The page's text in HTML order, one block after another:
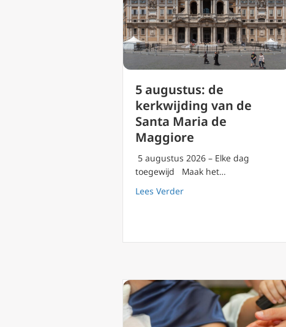
5 augustus: de
kerkwijding van de
Santa Maria de
Maggiore
5 augustus 2026 – Elke dag
toegewijd Maak het…
Lees Verderabout 5 augustus: de